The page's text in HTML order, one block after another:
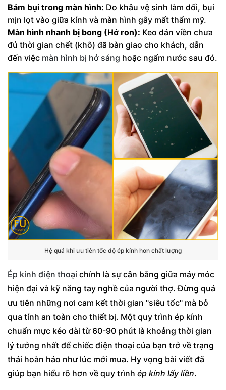
Bám bụi trong màn hình: Do khâu vệ sinh làm dối, bụi
mịn lọt vào giữa kính và màn hình gây mất thẩm mỹ.
Màn hình nhanh bị bong (Hở ron): Keo dán viền chưa
đủ thời gian chết (khô) đã bàn giao cho khách, dẫn
đến việc màn hình bị hở sáng hoặc ngấm nước sau đó.
Hệ quả khi ưu tiên tốc độ ép kính hơn chất lượng
Ép kính điện thoại chính là sự cân bằng giữa máy móc
hiện đại và kỹ năng tay nghề của người thợ. Đừng quá
ưu tiên những nơi cam kết thời gian "siêu tốc" mà bỏ
qua tính an toàn cho thiết bị. Một quy trình ép kính
chuẩn mực kéo dài từ 60-90 phút là khoảng thời gian
lý tưởng nhất để chiếc điện thoại của bạn trở về trạng
thái hoàn hảo như lúc mới mua. Hy vọng bài viết đã
giúp bạn hiểu rõ hơn về quy trình ép kính lấy liền.